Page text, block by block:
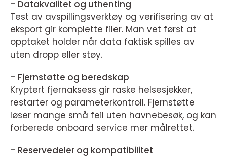
– Datakvalitet og uthenting
Test av avspillingsverktøy og verifisering av at
eksport gir komplette filer. Man vet først at
opptaket holder når data faktisk spilles av
uten dropp eller støy.
– Fjernstøtte og beredskap
Kryptert fjernaksess gir raske helsesjekker,
restarter og parameterkontroll. Fjernstøtte
løser mange små feil uten havnebesøk, og kan
forberede onboard service mer målrettet.
– Reservedeler og kompatibilitet